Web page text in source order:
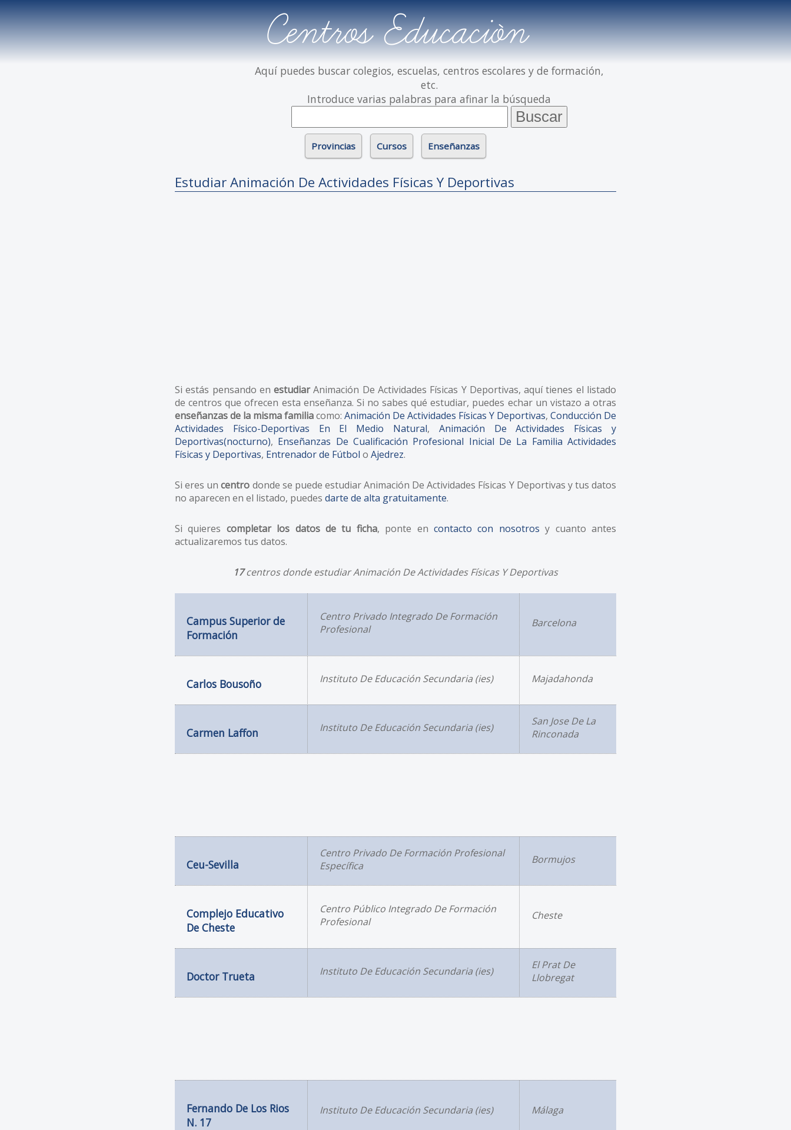
Centros Educación
Aquí puedes buscar colegios, escuelas, centros escolares y de formación,
etc.
Introduce varias palabras para afinar la búsqueda
Provincias Cursos Enseñanzas
Estudiar Animación De Actividades Físicas Y Deportivas
Si estás pensando enestudiarAnimación De Actividades Físicas Y Deportivas, aquí tienes el listado
de centros que ofrecen esta enseñanza. Si no sabes qué estudiar, puedes echar un vistazo a otras
enseñanzas de la misma familiacomo: Animación De Actividades Físicas Y Deportivas, Conducción De
Actividades Físico-Deportivas En El Medio Natural, Animación De Actividades Físicas y
Deportivas(nocturno), Enseñanzas De Cualificación Profesional Inicial De La Familia Actividades
Físicas y Deportivas, Entrenador de Fútbol o Ajedrez.
Si eres uncentro donde se puede estudiar Animación De Actividades Físicas Y Deportivas y tus datos
no aparecen en el listado, puedes darte de alta gratuitamente.
Si quieres completar los datos de tu ficha, ponte encontacto con nosotros y cuanto antes
actualizaremos tus datos.
17centros donde estudiar Animación De Actividades Físicas Y Deportivas
Campus Superior de
Formación
Centro Privado Integrado De Formación
Profesional
Barcelona
Carlos Bousoño Instituto De Educación Secundaria (ies) Majadahonda
Carmen Laffon Instituto De Educación Secundaria (ies)
San Jose De La
Rinconada
Ceu-Sevilla
Centro Privado De Formación Profesional
Específica
Bormujos
Complejo Educativo
De Cheste
Centro Público Integrado De Formación
Profesional
Cheste
Doctor Trueta Instituto De Educación Secundaria (ies)
El Prat De
Llobregat
Fernando De Los Rios
N. 17
Instituto De Educación Secundaria (ies) Málaga